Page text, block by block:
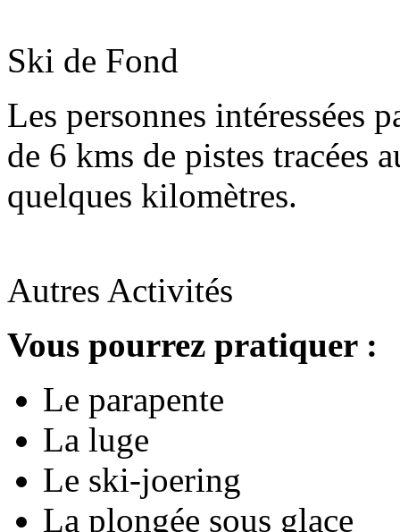
Ski de Fond
Les personnes intéressées
de 6 kms de pistes tracées
quelques kilomètres.
Autres Activités
Vous pourrez pratiquer :
Le parapente
La luge
Le ski-joering
La plongée sous glace